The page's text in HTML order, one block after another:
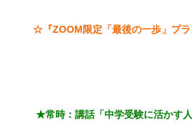
☆『ZOOM限定「最後の一歩」プラ
★常時：講話「中学受験に活かす